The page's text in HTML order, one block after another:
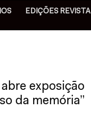
EDIÇÕES REVISTA
exposição
da memória”